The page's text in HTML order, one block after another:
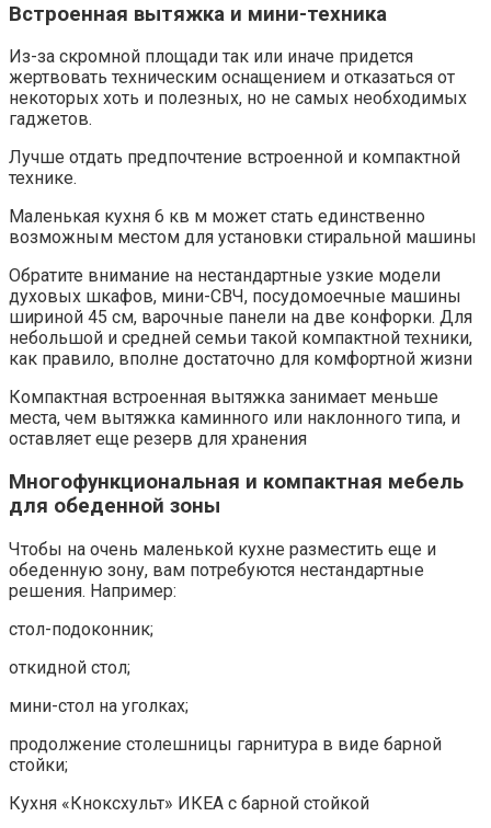
Встроенная вытяжка и мини-техника
Из-за скромной площади так или иначе придется
жертвовать техническим оснащением и отказаться от
некоторых хоть и полезных, но не самых необходимых
гаджетов.
Лучше отдать предпочтение встроенной и компактной
технике.
Маленькая кухня 6 кв м может стать единственно
возможным местом для установки стиральной машины
Обратите внимание на нестандартные узкие модели
духовых шкафов, мини-СВЧ, посудомоечные машины
шириной 45 см, варочные панели на две конфорки. Для
небольшой и средней семьи такой компактной техники,
как правило, вполне достаточно для комфортной жизни
Компактная встроенная вытяжка занимает меньше
места, чем вытяжка каминного или наклонного типа, и
оставляет еще резерв для хранения
Многофункциональная и компактная мебель
для обеденной зоны
Чтобы на очень маленькой кухне разместить еще и
обеденную зону, вам потребуются нестандартные
решения. Например:
стол-подоконник;
откидной стол;
мини-стол на уголках;
продолжение столешницы гарнитура в виде барной
стойки;
Кухня «Кноксхульт» ИКЕА с барной стойкой